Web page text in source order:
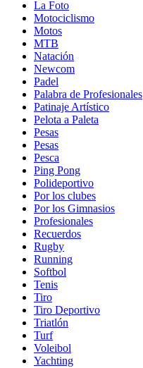
La Foto
Motociclismo
Motos
MTB
Natación
Newcom
Padel
Palabra de Profesionales
Patinaje Artístico
Pelota a Paleta
Pesas
Pesas
Pesca
Ping Pong
Polideportivo
Por los clubes
Por los Gimnasios
Profesionales
Recuerdos
Rugby
Running
Softbol
Tenis
Tiro
Tiro Deportivo
Triatlón
Turf
Voleibol
Yachting